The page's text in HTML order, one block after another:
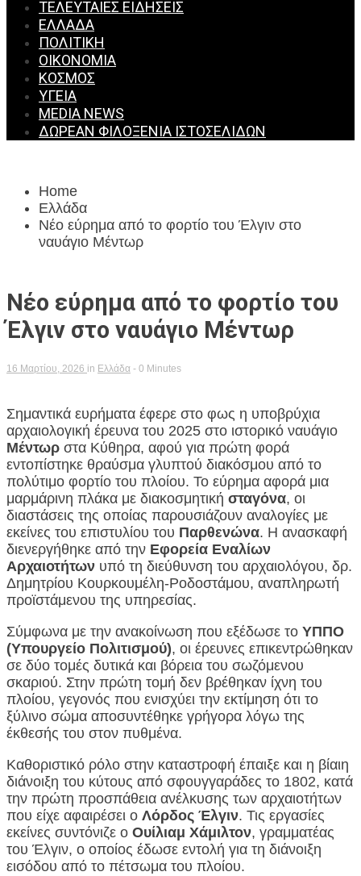
ΤΕΛΕΥΤΑΊΕΣ ΕΙΔΉΣΕΙΣ
ΕΛΛΆΔΑ
ΠΟΛΙΤΙΚΉ
ΟΙΚΟΝΟΜΊΑ
ΚΌΣΜΟΣ
ΥΓΕΊΑ
MEDIA NEWS
ΔΩΡΕΆΝ ΦΙΛΟΞΕΝΊΑ ΙΣΤΟΣΕΛΊΔΩΝ
Home
Ελλάδα
Νέο εύρημα από το φορτίο του Έλγιν στο
ναυάγιο Μέντωρ
Νέο εύρημα από το φορτίο του
Έλγιν στο ναυάγιο Μέντωρ
16 Μαρτίου, 2026 in Ελλάδα - 0 Minutes
Σημαντικά ευρήματα έφερε στο φως η υποβρύχια
αρχαιολογική έρευνα του 2025 στο ιστορικό ναυάγιο
Μέντωρ στα Κύθηρα, αφού για πρώτη φορά
εντοπίστηκε θραύσμα γλυπτού διακόσμου από το
πολύτιμο φορτίο του πλοίου. Το εύρημα αφορά μια
μαρμάρινη πλάκα με διακοσμητική σταγόνα, οι
διαστάσεις της οποίας παρουσιάζουν αναλογίες με
εκείνες του επιστυλίου του Παρθενώνα. Η ανασκαφή
διενεργήθηκε από την Εφορεία Εναλίων
Αρχαιοτήτων υπό τη διεύθυνση του αρχαιολόγου, δρ.
Δημητρίου Κουρκουμέλη-Ροδοστάμου, αναπληρωτή
προϊστάμενου της υπηρεσίας.
Σύμφωνα με την ανακοίνωση που εξέδωσε το ΥΠΠΟ
(Υπουργείο Πολιτισμού), οι έρευνες επικεντρώθηκαν
σε δύο τομές δυτικά και βόρεια του σωζόμενου
σκαριού. Στην πρώτη τομή δεν βρέθηκαν ίχνη του
πλοίου, γεγονός που ενισχύει την εκτίμηση ότι το
ξύλινο σώμα αποσυντέθηκε γρήγορα λόγω της
έκθεσής του στον πυθμένα.
Καθοριστικό ρόλο στην καταστροφή έπαιξε και η βίαιη
διάνοιξη του κύτους από σφουγγαράδες το 1802, κατά
την πρώτη προσπάθεια ανέλκυσης των αρχαιοτήτων
που είχε αφαιρέσει ο Λόρδος Έλγιν. Τις εργασίες
εκείνες συντόνιζε ο Ουίλιαμ Χάμιλτον, γραμματέας
του Έλγιν, ο οποίος έδωσε εντολή για τη διάνοιξη
εισόδου από το πέτσωμα του πλοίου.